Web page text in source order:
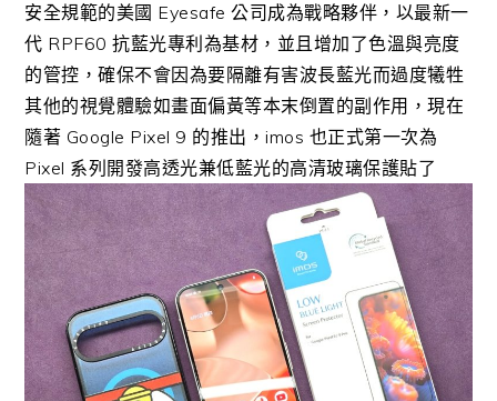
安全規範的美國 Eyesafe 公司成為戰略夥伴，以最新一
代 RPF60 抗藍光專利為基材，並且增加了色溫與亮度
的管控，確保不會因為要隔離有害波長藍光而過度犧牲
其他的視覺體驗如畫面偏黃等本末倒置的副作用，現在
隨著 Google Pixel 9 的推出，imos 也正式第一次為
Pixel 系列開發高透光兼低藍光的高清玻璃保護貼了